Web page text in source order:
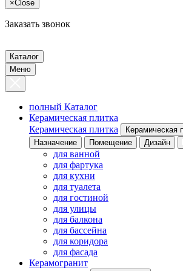
×Close
Заказать звонок
Каталог
Меню
полный Каталог
Керамическая плитка
Керамическая плитка
Керамическая
Назначение
Помещение Дизайн
для ванной
для фартука
для кухни
для туалета
для гостиной
для улицы
для балкона
для бассейна
для коридора
для фасада
Керамогранит